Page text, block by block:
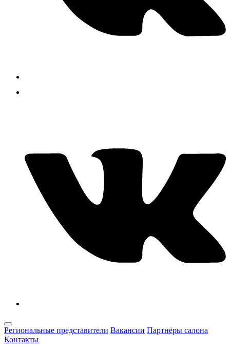
Региональные представители Вакансии Партнёры салона
Контакты